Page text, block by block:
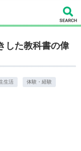
した教科書の偉
生活 体験・経験